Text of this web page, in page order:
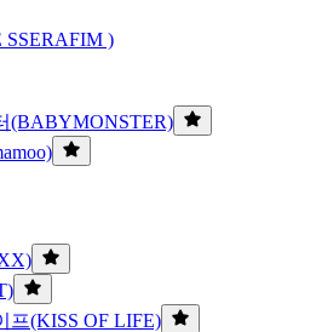
SSERAFIM )
(BABYMONSTER)
프(KISS OF LIFE)